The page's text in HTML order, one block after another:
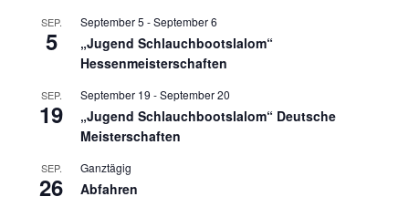
SEP.
5
September 5 -September 6
„Jugend Schlauchbootslalom“
Hessenmeisterschaften
SEP.
19
September 19 -September 20
„Jugend Schlauchbootslalom“ Deutsche
Meisterschaften
SEP.
26
Ganztägig
Abfahren